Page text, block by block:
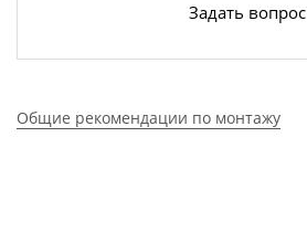
Задать вопрос
Общие рекомендации по монтажу